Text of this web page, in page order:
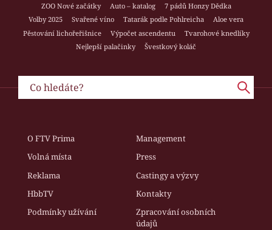
ZOO Nové začátky
Auto – katalog
7 pádů Honzy Dědka
Volby 2025
Svařené víno Tatarák podle Pohlreicha
Aloe vera
Pěstování lichořeřišnice
Výpočet ascendentu
Tvarohové knedlíky
Nejlepší palačinky
Švestkový koláč
O FTV Prima
Management
Volná místa
Press
Reklama
Castingy a výzvy
HbbTV
Kontakty
Podmínky užívání
Zpracování osobních
údajů